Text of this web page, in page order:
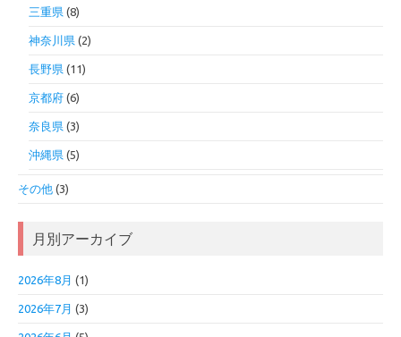
三重県 (8)
神奈川県 (2)
長野県 (11)
京都府 (6)
奈良県 (3)
沖縄県 (5)
その他 (3)
月別アーカイブ
2026年8月 (1)
2026年7月 (3)